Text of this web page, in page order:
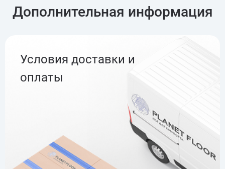
Дополнительная информация
Условия доставки и
оплаты